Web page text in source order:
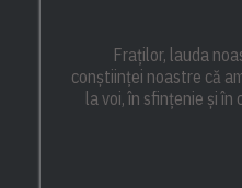
Fraților, lauda
conștiinței noastre că
la voi, în sfințenie și în